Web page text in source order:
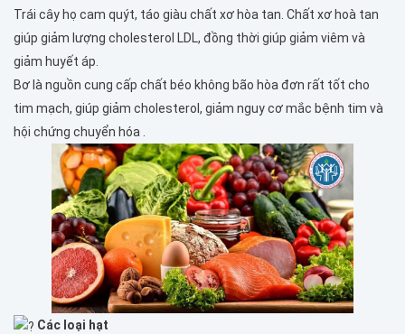
Trái cây họ cam quýt, táo giàu chất xơ hòa tan. Chất xơ hoà tan
giúp giảm lượng cholesterol LDL, đồng thời giúp giảm viêm và
giảm huyết áp.
Bơ là nguồn cung cấp chất béo không bão hòa đơn rất tốt cho
tim mạch, giúp giảm cholesterol, giảm nguy cơ mắc bệnh tim và
hội chứng chuyển hóa .
Các loại hạt